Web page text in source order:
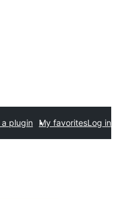
plugin My favoritesLog in